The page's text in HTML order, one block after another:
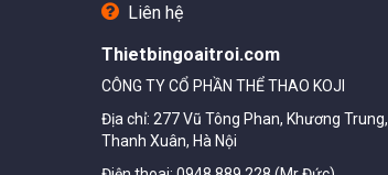
Liên hệ
Thietbingoaitroi.com
CÔNG TY CỔ PHẦN THỂ THAO KOJI
Địa chỉ: 277 Vũ Tông Phan, Khương Trung,
Thanh Xuân, Hà Nội